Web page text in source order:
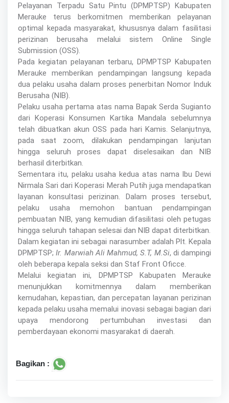
Pelayanan Terpadu Satu Pintu (DPMPTSP) Kabupaten
Merauke terus berkomitmen memberikan pelayanan
optimal kepada masyarakat, khususnya dalam fasilitasi
perizinan berusaha melalui sistem Online Single
Submission (OSS).
Pada kegiatan pelayanan terbaru, DPMPTSP Kabupaten
Merauke memberikan pendampingan langsung kepada
dua pelaku usaha dalam proses penerbitan Nomor Induk
Berusaha (NIB).
Pelaku usaha pertama atas nama Bapak Serda Sugianto
dari Koperasi Konsumen Kartika Mandala sebelumnya
telah dibuatkan akun OSS pada hari Kamis. Selanjutnya,
pada saat zoom, dilakukan pendampingan lanjutan
hingga seluruh proses dapat diselesaikan dan NIB
berhasil diterbitkan.
Sementara itu, pelaku usaha kedua atas nama Ibu Dewi
Nirmala Sari dari Koperasi Merah Putih juga mendapatkan
layanan konsultasi perizinan. Dalam proses tersebut,
pelaku usaha memohon bantuan pendampingan
pembuatan NIB, yang kemudian difasilitasi oleh petugas
hingga seluruh tahapan selesai dan NIB dapat diterbitkan.
Dalam kegiatan ini sebagai narasumber adalah Plt. Kepala
DPMPTSP; Ir. Marwiah Ali Mahmud, S.T, M.Si, di dampingi
oleh beberapa kepala seksi dan Staf Front Oficce.
Melalui kegiatan ini, DPMPTSP Kabupaten Merauke
menunjukkan komitmennya dalam memberikan
kemudahan, kepastian, dan percepatan layanan perizinan
kepada pelaku usaha memalui inovasi sebagai bagian dari
upaya mendorong pertumbuhan investasi dan
pemberdayaan ekonomi masyarakat di daerah.
Bagikan :